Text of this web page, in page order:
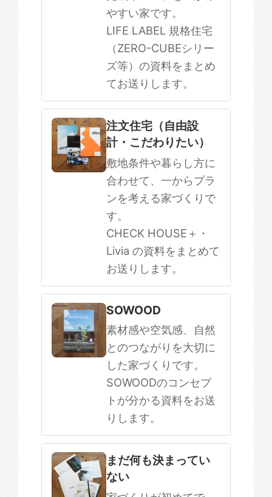
やすい家です。
LIFE LABEL 規格住宅
（ZERO-CUBEシリー
ズ等）の資料をまとめ
てお送りします。
注文住宅（自由設
計・こだわりたい）
敷地条件や暮らし方に
合わせて、一からプラ
ンを考える家づくりで
す。
CHECK HOUSE＋・
Livia の資料をまとめて
お送りします。
SOWOOD
素材感や空気感、自然
とのつながりを大切に
した家づくりです。
SOWOODのコンセプ
トが分かる資料をお送
りします。
まだ何も決まってい
ない